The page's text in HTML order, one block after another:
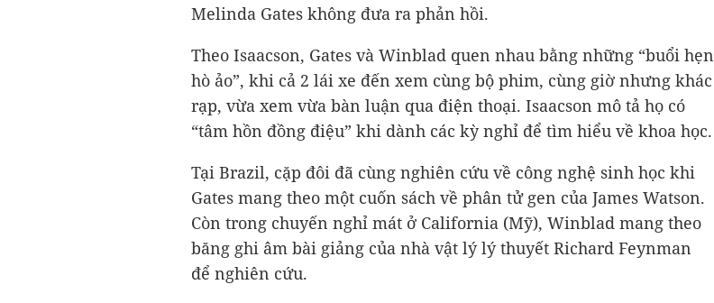
Melinda Gates không đưa ra phản hồi.
Theo Isaacson, Gates và Winblad quen nhau bằng những “buổi hẹn
hò ảo”, khi cả 2 lái xe đến xem cùng bộ phim, cùng giờ nhưng khác
rạp, vừa xem vừa bàn luận qua điện thoại. Isaacson mô tả họ có
“tâm hồn đồng điệu” khi dành các kỳ nghỉ để tìm hiểu về khoa học.
Tại Brazil, cặp đôi đã cùng nghiên cứu về công nghệ sinh học khi
Gates mang theo một cuốn sách về phân tử gen của James Watson.
Còn trong chuyến nghỉ mát ở California (Mỹ), Winblad mang theo
băng ghi âm bài giảng của nhà vật lý lý thuyết Richard Feynman
để nghiên cứu.